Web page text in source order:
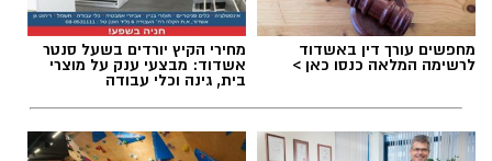
מחפשים עורך דין באשדוד
לרשימה המלאה כנסו כאן >
מחירי הקיץ יורדים בשעל סנטר
אשדוד: מבצעי ענק על מוצרי
בית, גינה וכלי עבודה